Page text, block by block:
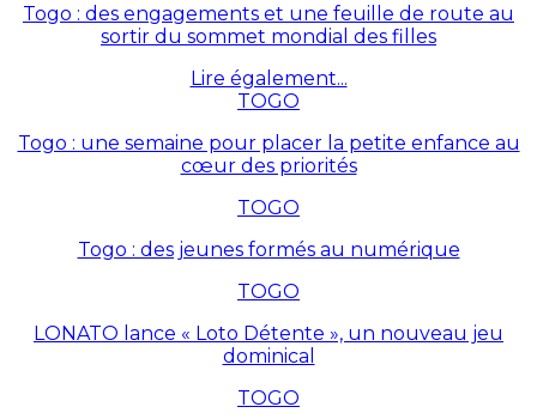
Togo : des engagements et une feuille de route au
sortir du sommet mondial des filles
Lire également...
TOGO
Togo : une semaine pour placer la petite enfance au
cœur des priorités
TOGO
Togo : des jeunes formés au numérique
TOGO
LONATO lance « Loto Détente », un nouveau jeu
dominical
TOGO